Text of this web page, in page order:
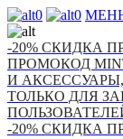
0 0
-20% СКИДКА
ПРОМОКОД
И
ТОЛЬКО ДЛЯ
-20% СКИДКА